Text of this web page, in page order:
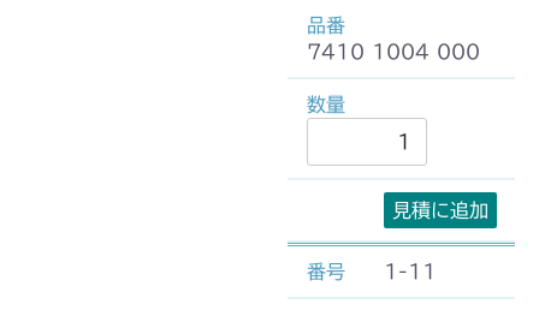
7410 1004 000
見積に追加
1-11